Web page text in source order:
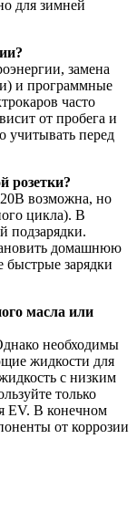
для зимней
замена
и программные
часто
от пробега и
учитывать перед
розетки?
возможна, но
цикла). В
подзарядки.
домашнюю
зарядки
масла или
необходимы
жидкости для
с низким
только
EV. В конечном
от коррозии